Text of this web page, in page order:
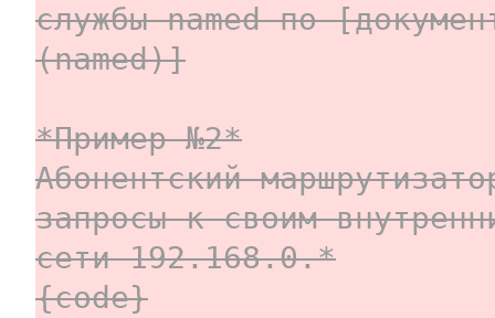
службы named по
(named)]
*Пример №2*
Абонентский
запросы к своим
сети 192.168.0.*
{code}